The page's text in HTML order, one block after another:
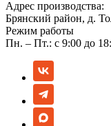
Адрес производства:
Брянский район, д.
Режим работы
Пн. – Пт.: с 9:00 до